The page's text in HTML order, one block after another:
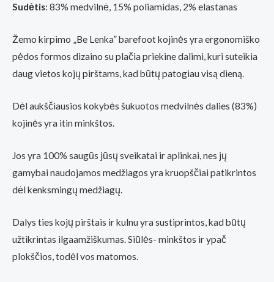
Sudėtis: 83% medvilnė, 15% poliamidas, 2% elastanas
Žemo kirpimo „Be Lenka” barefoot kojinės yra ergonomiško
pėdos formos dizaino su plačia priekine dalimi, kuri suteikia
daug vietos kojų pirštams, kad būtų patogiau visą dieną.
Dėl aukščiausios kokybės šukuotos medvilnės dalies (83%)
kojinės yra itin minkštos.
Jos yra 100% saugūs jūsų sveikatai ir aplinkai, nes jų
gamybai naudojamos medžiagos yra kruopščiai patikrintos
dėl kenksmingų medžiagų.
Dalys ties kojų pirštais ir kulnu yra sustiprintos, kad būtų
užtikrintas ilgaamžiškumas. Siūlės- minkštos ir ypač
plokščios, todėl vos matomos.